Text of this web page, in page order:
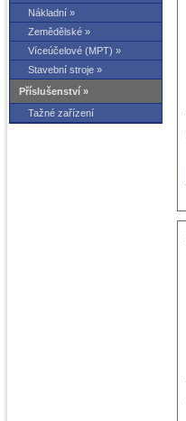
Nákladní »
Zemědělské »
Víceúčelové (MPT) »
Stavební stroje »
Příslušenství »
Tažné zařízení